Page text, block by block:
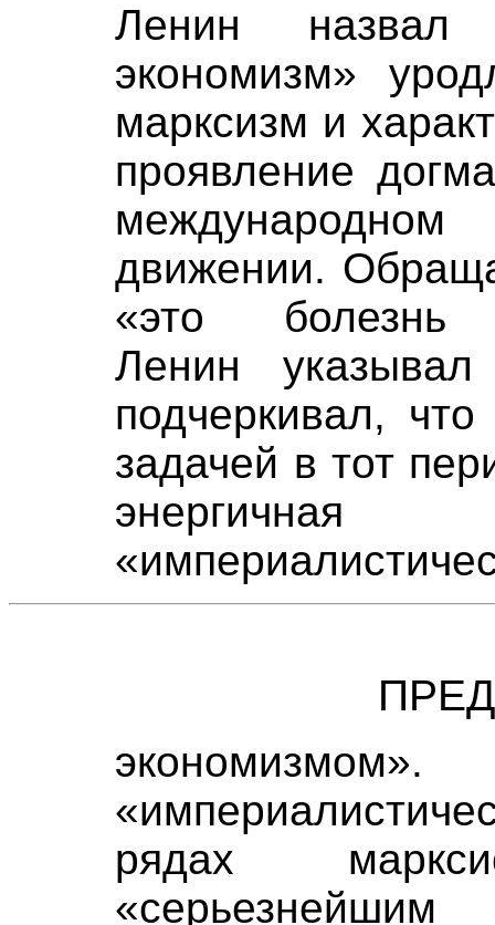
Ленин назвал
экономизм»
марксизм и
проявление
движении.
«это болезнь
Ленин
подчеркивал,
задачей в тот
рядах